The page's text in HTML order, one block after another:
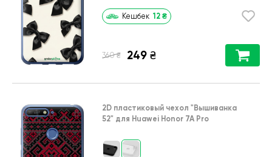
Кешбек 12 ₴
360 ₴ 249 ₴
2D пластиковый чехол "Вышиванка
52" для Huawei Honor 7A Pro